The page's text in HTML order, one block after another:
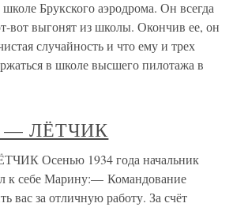
Брукского аэродрома. Он всегда
вот выгонят из школы. Окончив ее, он
случайность и что ему и трех
в школе высшего пилотажа в
ЛЁТЧИК
Осенью 1934 года начальник
к себе Марину:— Командование
вас за отличную работу. За счёт